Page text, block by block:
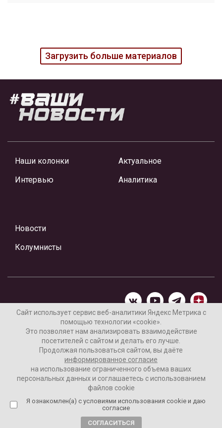
Загрузить больше материалов
Наши колонки
Интервью
Актуальное
Аналитика
Новости
Колумнисты
Материалы предоставлены редакцией Интернет-газеты
«Ваши новости»
Нашли ошибку? Выделите ее и нажмите Ctrl+Enter
Согласие пользователя на обработку данных
Сайт использует сервис веб-аналитики Яндекс Метрика с
помощью технологии «cookie».
Это позволяет нам анализировать взаимодействие
посетителей с сайтом и делать его лучше.
Продолжая пользоваться сайтом, вы даёте
информированное согласие
на использование ограниченного объема ваших
персональных данных и соглашаетесь с использованием
файлов cookie
Я ознакомлен(а) с условиями использования cookie и даю
согласие
СОГЛАСИТЬСЯ